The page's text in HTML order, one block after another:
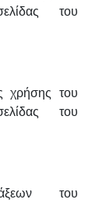
του
χρήσης του
του
του